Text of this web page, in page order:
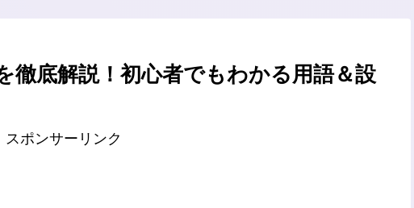
徹底解説！初心者でもわかる用語＆設
スポンサーリンク